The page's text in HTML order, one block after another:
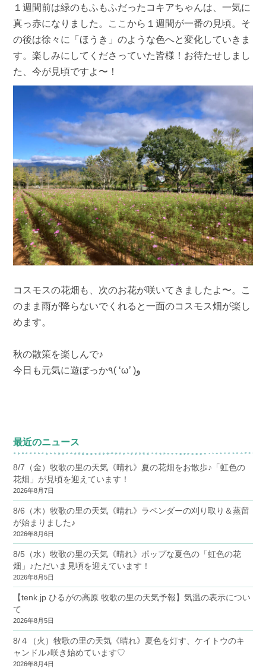
１週間前は緑のもふもふだったコキアちゃんは、一気に
真っ赤になりました。ここから１週間が一番の見頃。そ
の後は徐々に「ほうき」のような色へと変化していきま
す。楽しみにしてくださっていた皆様！お待たせしまし
た、今が見頃ですよ〜！
コスモスの花畑も、次のお花が咲いてきましたよ〜。こ
のまま雨が降らないでくれると一面のコスモス畑が楽し
めます。
秋の散策を楽しんで♪
今日も元気に遊ぼっか٩( ‘ω’ )و
最近のニュース
8/7（金）牧歌の里の天気《晴れ》夏の花畑をお散歩♪「虹色の
花畑」が見頃を迎えています！
2026年8月7日
8/6（木）牧歌の里の天気《晴れ》ラベンダーの刈り取り＆蒸留
が始まりました♪
2026年8月6日
8/5（水）牧歌の里の天気《晴れ》ポップな夏色の「虹色の花
畑」♪ただいま見頃を迎えています！
2026年8月5日
【tenk.jp ひるがの高原 牧歌の里の天気予報】気温の表示につい
て
2026年8月5日
8/４（火）牧歌の里の天気《晴れ》夏色を灯す、ケイトウのキ
ャンドル♪咲き始めています♡
2026年8月4日